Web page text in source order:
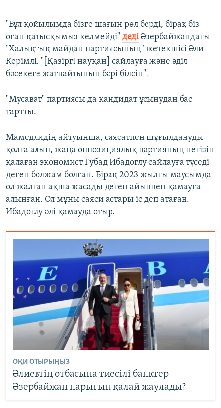
"Бұл қойылымда бізге шағын рөл берді, бірақ біз
оған қатысқымыз келмейді" дедіӘзербайжандағы
"Халықтық майдан партиясының" жетекшісі Әли
Керімлі. "[Қазіргі науқан] сайлауға және әділ
бәсекеге жатпайтынын бәрі білсін".
"Мусават" партиясы да кандидат ұсынудан бас
тартты.
Мамедлидің айтуынша, саясатпен шұғылдануды
қолға алып, жаңа оппозициялық партияның негізін
қалаған экономист Губад Ибадоглу сайлауға түседі
деген болжам болған. Бірақ 2023 жылғы маусымда
ол жалған ақша жасады деген айыппен қамауға
алынған. Ол мұны саяси астары іс деп атаған.
Ибадоглу әлі қамауда отыр.
ОҚИ ОТЫРЫҢЫЗ
Әлиевтің отбасына тиесілі банктер
Әзербайжан нарығын қалай жаулады?